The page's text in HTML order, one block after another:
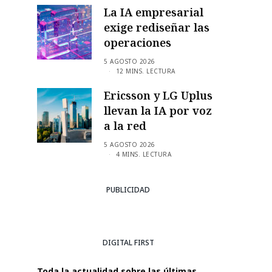
La IA empresarial
exige rediseñar las
operaciones
5 AGOSTO 2026
12 MINS. LECTURA
Ericsson y LG Uplus
llevan la IA por voz
a la red
5 AGOSTO 2026
4 MINS. LECTURA
PUBLICIDAD
DIGITAL FIRST